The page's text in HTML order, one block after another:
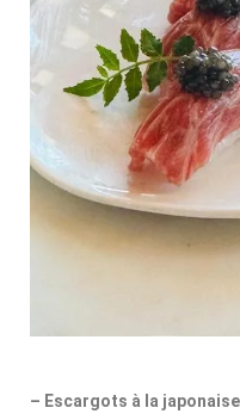
– Escargots à la japonaise